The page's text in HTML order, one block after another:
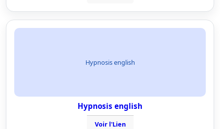
Hypnosis english
Hypnosis english
Voir l'Lien